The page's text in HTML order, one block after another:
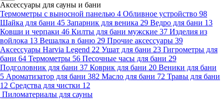
Аксессуары для сауны и бани
Термометры с выносной панелью 4 Обливное устройство 98
Шайка для бани 45 Запарник для веника 29 Ведро для бани 13
Ковши и черпаки 46 Килты для бани мужские 37 Изделия из
войлока 13 Вешалка в баню 29 Прочие аксессуары 39
Аксессуары Harvia Legend 22 Ушат для бани 23 Гигрометры для
бани 64 Термометры 56 Песочные часы для бани 29
Подголовник для бани 37 Коврик для бани 20 Веники для бани
5 Ароматизатор для бани 382 Масло для бани 72 Травы для бани
12 Средства для чистки 12
Пиломатериалы для сауны